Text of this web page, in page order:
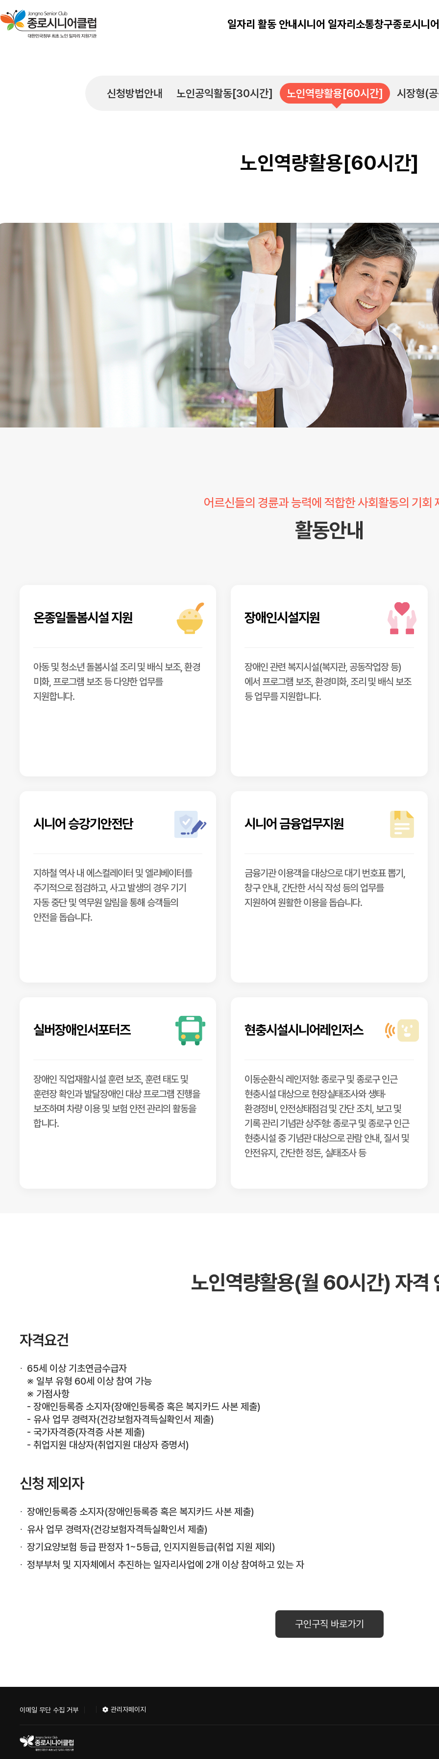
일자리 활동 안내시니어 일자리소통창구종로시니
신청방법안내 노인공익활동[30시간] 노인역량활용[60시간] 시장형(
노인역량활용[60시간]
어르신들의 경륜과 능력에 적합한 사회활동의 기회
활동안내
온종일돌봄시설 지원
아동 및 청소년 돌봄시설 조리 및 배식 보조, 환경
미화, 프로그램 보조 등 다양한 업무를
지원합니다.
장애인시설지원
장애인 관련 복지시설(복지관, 공동작업장 등)
에서 프로그램 보조, 환경미화, 조리 및 배식 보조
등 업무를 지원합니다.
시니어 승강기안전단
지하철 역사 내 에스컬레이터 및 엘리베이터를
주기적으로 점검하고, 사고 발생의 경우 기기
자동 중단 및 역무원 알림을 통해 승객들의
안전을 돕습니다.
시니어 금융업무지원
금융기관 이용객을 대상으로 대기 번호표 뽑기,
창구 안내, 간단한 서식 작성 등의 업무를
지원하여 원활한 이용을 돕습니다.
실버장애인서포터즈
장애인 직업재활시설 훈련 보조, 훈련 태도 및
훈련장 확인과 발달장애인 대상 프로그램 진행을
보조하며 차량 이용 및 보험 안전 관리의 활동을
합니다.
현충시설시니어레인저스
이동순환식 레인저형: 종로구 및 종로구 인근
현충시설 대상으로 현장실태조사와 생태·
환경정비, 안전상태점검 및 간단 조치, 보고 및
기록 관리 기념관 상주형: 종로구 및 종로구 인근
현충시설 중 기념관 대상으로 관람 안내, 질서 및
안전유지, 간단한 정돈, 실태조사 등
노인역량활용(월 60시간) 자격
자격요건
65세 이상 기초연금수급자
※ 일부 유형 60세 이상 참여 가능
※ 가점사항
- 장애인등록증 소지자(장애인등록증 혹은 복지카드 사본 제출)
- 유사 업무 경력자(건강보험자격득실확인서 제출)
- 국가자격증(자격증 사본 제출)
- 취업지원 대상자(취업지원 대상자 증명서)
신청 제외자
장애인등록증 소지자(장애인등록증 혹은 복지카드 사본 제출)
유사 업무 경력자(건강보험자격득실확인서 제출)
장기요양보험 등급 판정자 1~5등급, 인지지원등급(취업 지원 제외)
정부부처 및 지자체에서 추진하는 일자리사업에 2개 이상 참여하고 있는 자
구인구직 바로가기
이메일 무단 수집 거부 관리자페이지